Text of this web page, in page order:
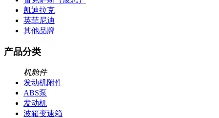
凯迪拉克
英菲尼迪
其他品牌
产品分类
机舱件
发动机附件
ABS泵
发动机
波箱变速箱